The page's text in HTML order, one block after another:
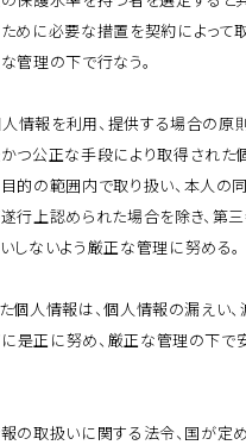
めに必要な措置を契約によって
管理の下で行なう。
情報を利用、提供する場合の原
つ公正な手段により取得された
的の範囲内で取り扱い、本人の
行上認められた場合を除き、第三
しないよう厳正な管理に努める。
個人情報は、個人情報の漏えい
是正に努め、厳正な管理の下で
の取扱いに関する法令、国が定